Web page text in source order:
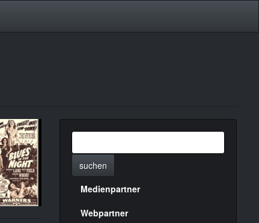
suchen
Menülinks
Medienpartner
Webpartner